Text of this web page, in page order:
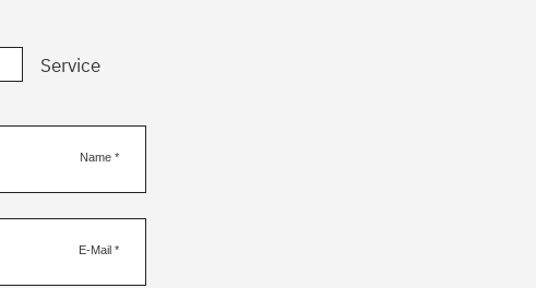
Service
Name *
E-Mail *